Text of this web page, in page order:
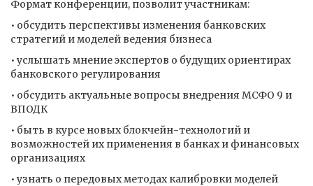
Формат конференции, позволит участникам:
• обсудить перспективы изменения банковских
стратегий и моделей ведения бизнеса
• услышать мнение экспертов о будущих ориентирах
банковского регулирования
• обсудить актуальные вопросы внедрения МСФО 9 и
ВПОДК
• быть в курсе новых блокчейн-технологий и
возможностей их применения в банках и финансовых
организациях
• узнать о передовых методах калибровки моделей